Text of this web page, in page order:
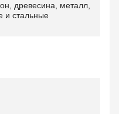
древесина, металл,
и стальные